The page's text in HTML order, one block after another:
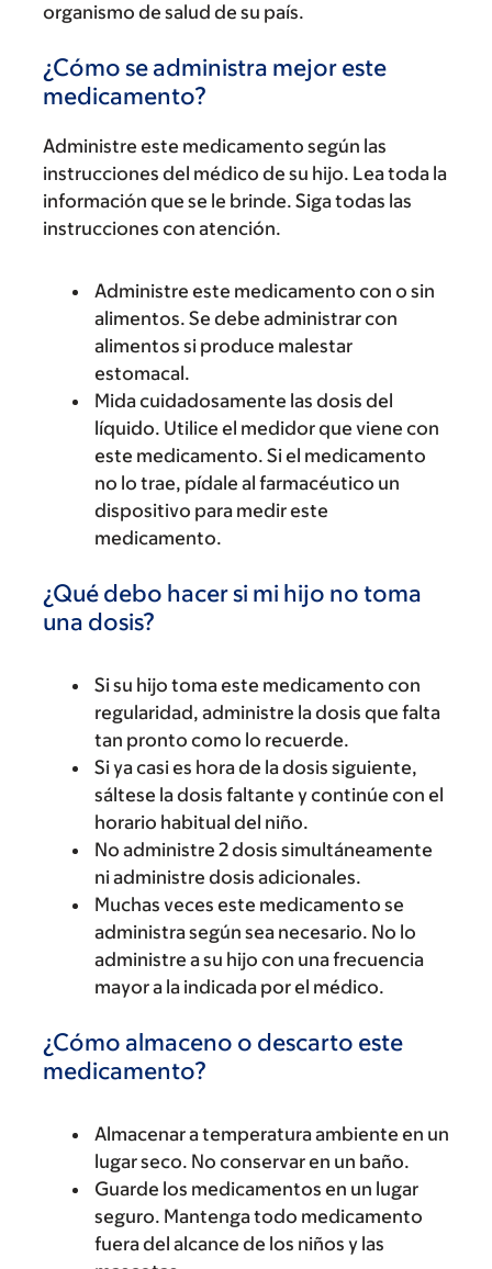
organismo de salud de su país.
¿Cómo se administra mejor este
medicamento?
Administre este medicamento según las
instrucciones del médico de su hijo. Lea toda la
información que se le brinde. Siga todas las
instrucciones con atención.
Administre este medicamento con o sin
alimentos. Se debe administrar con
alimentos si produce malestar
estomacal.
Mida cuidadosamente las dosis del
líquido. Utilice el medidor que viene con
este medicamento. Si el medicamento
no lo trae, pídale al farmacéutico un
dispositivo para medir este
medicamento.
¿Qué debo hacer si mi hijo no toma
una dosis?
Si su hijo toma este medicamento con
regularidad, administre la dosis que falta
tan pronto como lo recuerde.
Si ya casi es hora de la dosis siguiente,
sáltese la dosis faltante y continúe con el
horario habitual del niño.
No administre 2 dosis simultáneamente
ni administre dosis adicionales.
Muchas veces este medicamento se
administra según sea necesario. No lo
administre a su hijo con una frecuencia
mayor a la indicada por el médico.
¿Cómo almaceno o descarto este
medicamento?
Almacenar a temperatura ambiente en un
lugar seco. No conservar en un baño.
Guarde los medicamentos en un lugar
seguro. Mantenga todo medicamento
fuera del alcance de los niños y las